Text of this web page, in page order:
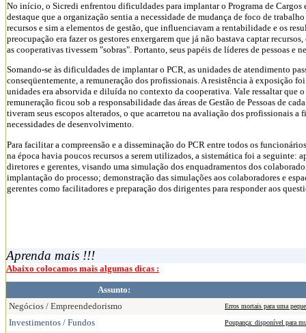
No início, o Sicredi enfrentou dificuldades para implantar o Programa de Cargos
destaque que a organização sentia a necessidade de mudança de foco de
recursos e sim a elementos de gestão, que influenciavam a rentabilidade e os
preocupação era fazer os gestores enxergarem que já não bastava captar
as cooperativas tivessem "sobras". Portanto, seus papéis de líderes de pessoas e
Somando-se às dificuldades de implantar o PCR, as unidades de atendimento
conseqüentemente, a remuneração dos profissionais. A resistência à exposição
unidades era absorvida e diluída no contexto da cooperativa. Vale ressaltar que
remuneração ficou sob a responsabilidade das áreas de Gestão de Pessoas de
tiveram seus escopos alterados, o que acarretou na avaliação dos profissionais a
necessidades de desenvolvimento.
Para facilitar a compreensão e a disseminação do PCR entre todos os
na época havia poucos recursos a serem utilizados, a sistemática foi a seguinte:
diretores e gerentes, visando uma simulação dos enquadramentos dos
implantação do processo; demonstração das simulações aos colaboradores e
gerentes como facilitadores e preparação dos dirigentes para responder aos
Aprenda mais !!!
Abaixo colocamos mais algumas dicas :
Assunto:
Negócios / Empreendedorismo
Erros mortais para uma
Investimentos / Fundos Poupança: disponível para